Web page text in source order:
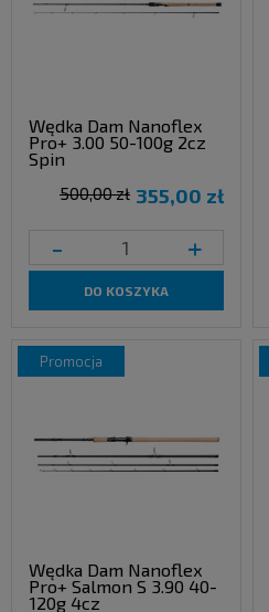
Wędka Dam Nanoflex
Pro+ 3.00 50-100g 2cz
Spin
355,00 zł
500,00 zł
- +
DO KOSZYKA
Wędka Dam Nanoflex
Pro+ Salmon S 3.90 40-
120g 4cz
promocja